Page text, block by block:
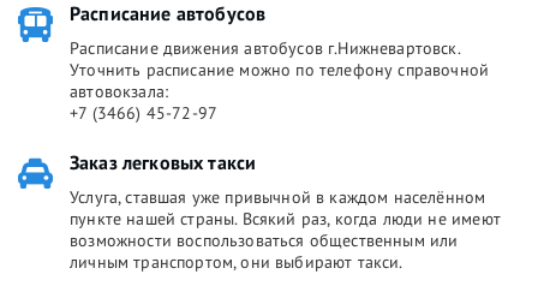
Расписание автобусов
Расписание движения автобусов г.Нижневартовск.
Уточнить расписание можно по телефону справочной
автовокзала:
+7 (3466) 45-72-97
Заказ легковых такси
Услуга, ставшая уже привычной в каждом населённом
пункте нашей страны. Всякий раз, когда люди не имеют
возможности воспользоваться общественным или
личным транспортом, они выбирают такси.